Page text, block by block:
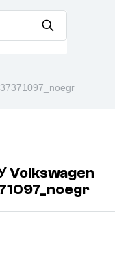
Volkswagen